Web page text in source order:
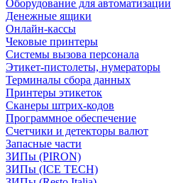
Оборудование для автоматизации
Денежные ящики
Онлайн-кассы
Чековые принтеры
Системы вызова персонала
Этикет-пистолеты, нумераторы
Терминалы сбора данных
Принтеры этикеток
Сканеры штрих-кодов
Программное обеспечение
Счетчики и детекторы валют
Запасные части
ЗИПы (PIRON)
ЗИПы (ICE TECH)